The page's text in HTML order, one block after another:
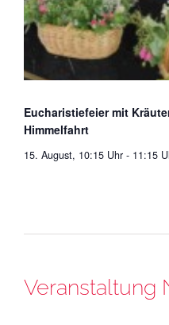
Eucharistiefeier mit
Himmelfahrt
15. August, 10:15 Uhr - 11:15
Veranstaltung